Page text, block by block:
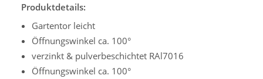
Produktdetails:
Gartentor leicht
Öffnungswinkel ca. 100°
verzinkt & pulverbeschichtet RAl7016
Öffnungswinkel ca. 100°